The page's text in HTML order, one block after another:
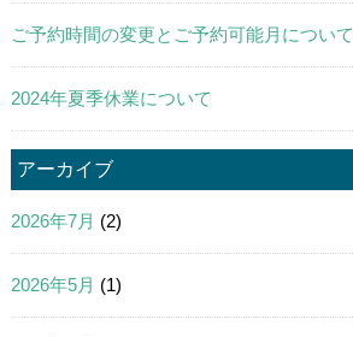
ご予約時間の変更とご予約可能月について
2024年夏季休業について
アーカイブ
2026年7月 (2)
2026年5月 (1)